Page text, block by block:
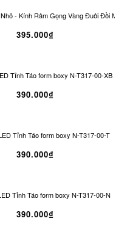
- Kính Râm Gọng Vàng Đuôi Đồi Mồi
395.000₫
Tỉnh Táo form boxy N-T317-00-XB
390.000₫
Tỉnh Táo form boxy N-T317-00-T
390.000₫
Tỉnh Táo form boxy N-T317-00-N
390.000₫